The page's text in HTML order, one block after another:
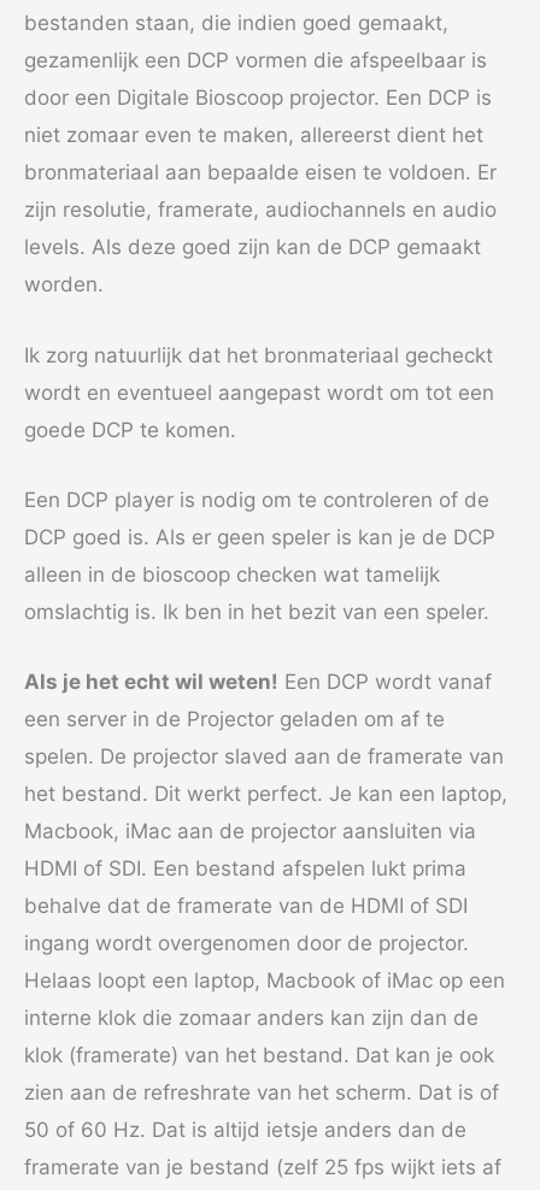
bestanden staan, die indien goed gemaakt,
gezamenlijk een DCP vormen die afspeelbaar is
door een Digitale Bioscoop projector. Een DCP is
niet zomaar even te maken, allereerst dient het
bronmateriaal aan bepaalde eisen te voldoen. Er
zijn resolutie, framerate, audiochannels en audio
levels. Als deze goed zijn kan de DCP gemaakt
worden.
Ik zorg natuurlijk dat het bronmateriaal gecheckt
wordt en eventueel aangepast wordt om tot een
goede DCP te komen.
Een DCP player is nodig om te controleren of de
DCP goed is. Als er geen speler is kan je de DCP
alleen in de bioscoop checken wat tamelijk
omslachtig is. Ik ben in het bezit van een speler.
Als je het echt wil weten! Een DCP wordt vanaf
een server in de Projector geladen om af te
spelen. De projector slaved aan de framerate van
het bestand. Dit werkt perfect. Je kan een laptop,
Macbook, iMac aan de projector aansluiten via
HDMI of SDI. Een bestand afspelen lukt prima
behalve dat de framerate van de HDMI of SDI
ingang wordt overgenomen door de projector.
Helaas loopt een laptop, Macbook of iMac op een
interne klok die zomaar anders kan zijn dan de
klok (framerate) van het bestand. Dat kan je ook
zien aan de refreshrate van het scherm. Dat is of
50 of 60 Hz. Dat is altijd ietsje anders dan de
framerate van je bestand (zelf 25 fps wijkt iets af